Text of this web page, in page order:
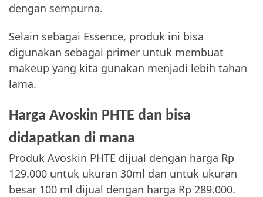
dengan sempurna.
Selain sebagai Essence, produk ini bisa
digunakan sebagai primer untuk membuat
makeup yang kita gunakan menjadi lebih tahan
lama.
Harga Avoskin PHTE dan bisa
didapatkan di mana
Produk Avoskin PHTE dijual dengan harga Rp
129.000 untuk ukuran 30ml dan untuk ukuran
besar 100 ml dijual dengan harga Rp 289.000.